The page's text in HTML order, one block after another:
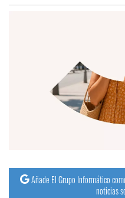
Añade El Grupo Informático
noticias